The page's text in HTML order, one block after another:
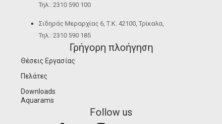
Τηλ.: 2310 590 100
Σιδηράς Μεραρχίας 6, Τ.Κ. 42100, Τρίκαλα,
Τηλ.: 2310 590 185
Γρήγορη πλοήγηση
Θέσεις Εργασίας
Πελάτες
Downloads
Aquarams
Follow us